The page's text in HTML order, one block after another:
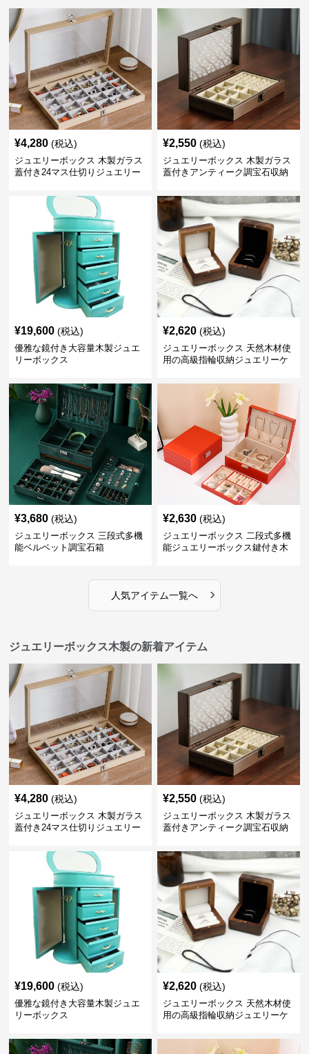
¥4,280 (税込)
ジュエリーボックス 木製ガラス
蓋付き24マス仕切りジュエリー
¥2,550 (税込)
ジュエリーボックス 木製ガラス
蓋付きアンティーク調宝石収納
¥19,600 (税込)
優雅な鏡付き大容量木製ジュエ
リーボックス
¥2,620 (税込)
ジュエリーボックス 天然木材使
用の高級指輪収納ジュエリーケ
¥3,680 (税込)
ジュエリーボックス 三段式多機
能ベルベット調宝石箱
¥2,630 (税込)
ジュエリーボックス 二段式多機
能ジュエリーボックス鍵付き木
人気アイテム一覧へ ›
ジュエリーボックス木製の新着アイテム
¥4,280 (税込)
ジュエリーボックス 木製ガラス
蓋付き24マス仕切りジュエリー
¥2,550 (税込)
ジュエリーボックス 木製ガラス
蓋付きアンティーク調宝石収納
¥19,600 (税込)
優雅な鏡付き大容量木製ジュエ
リーボックス
¥2,620 (税込)
ジュエリーボックス 天然木材使
用の高級指輪収納ジュエリーケ